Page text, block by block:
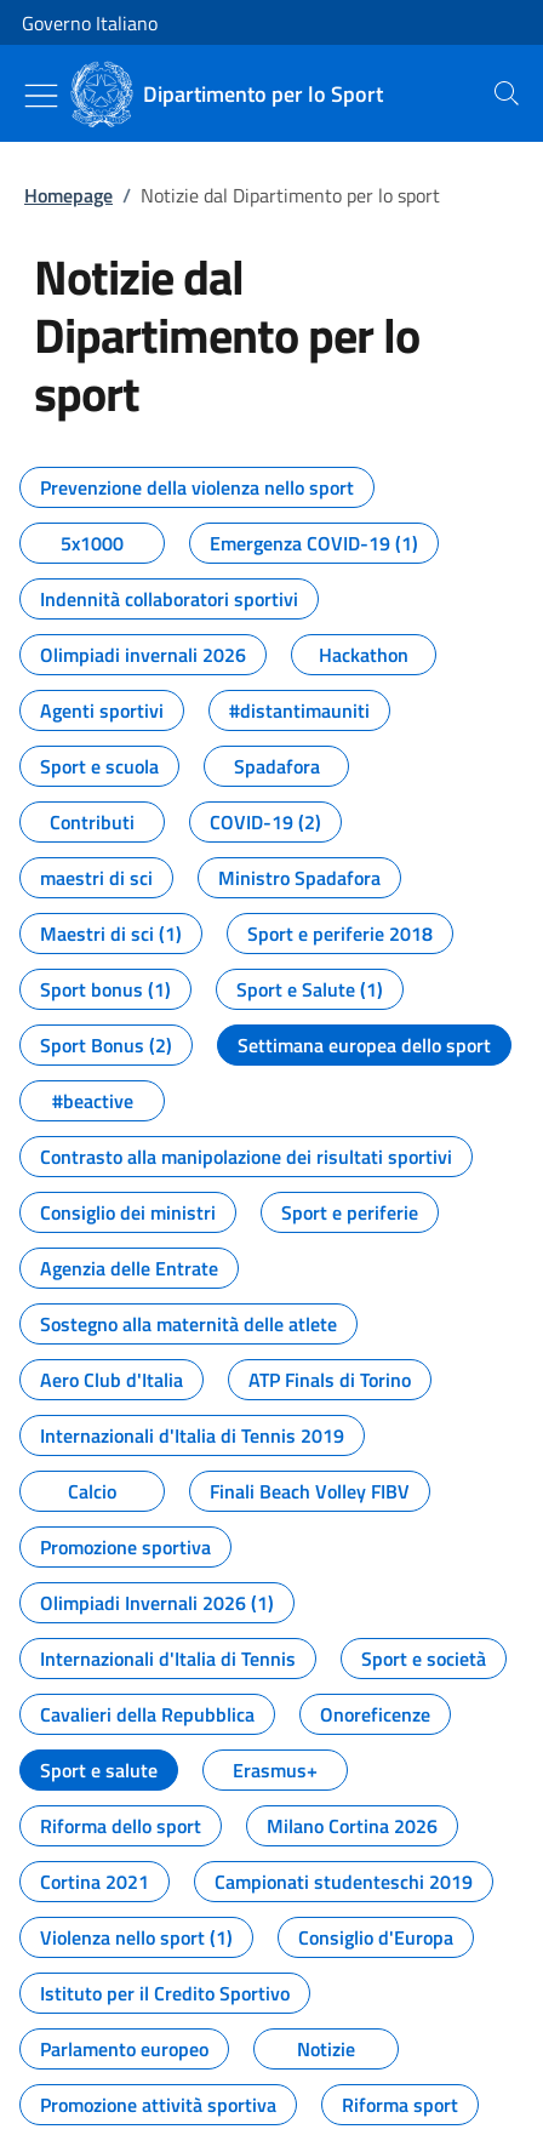
Vai al contenuto
Vai alla navigazione del sito
Governo Italiano
Dipartimento per lo Sport Cerca
Homepage / Notizie dal Dipartimento per lo sport
Notizie dal
Dipartimento per lo
sport
Tutti i contenuti della pagina
Prevenzione della violenza nello sport
5x1000
Emergenza COVID-19 (1)
Indennità collaboratori sportivi
Olimpiadi invernali 2026
Hackathon
Agenti sportivi
#distantimauniti
Sport e scuola
Spadafora
Contributi
COVID-19 (2)
maestri di sci
Ministro Spadafora
Maestri di sci (1)
Sport e periferie 2018
Sport bonus (1)
Sport e Salute (1)
Sport Bonus (2)
Settimana europea dello sport
#beactive
Contrasto alla manipolazione dei risultati sportivi
Consiglio dei ministri
Sport e periferie
Agenzia delle Entrate
Sostegno alla maternità delle atlete
Aero Club d'Italia
ATP Finals di Torino
Internazionali d'Italia di Tennis 2019
Calcio
Finali Beach Volley FIBV
Promozione sportiva
Olimpiadi Invernali 2026 (1)
Internazionali d'Italia di Tennis
Sport e società
Cavalieri della Repubblica
Onoreficenze
Sport e salute
Erasmus+
Riforma dello sport
Milano Cortina 2026
Cortina 2021
Campionati studenteschi 2019
Violenza nello sport (1)
Consiglio d'Europa
Istituto per il Credito Sportivo
Parlamento europeo
Notizie
Promozione attività sportiva
Riforma sport